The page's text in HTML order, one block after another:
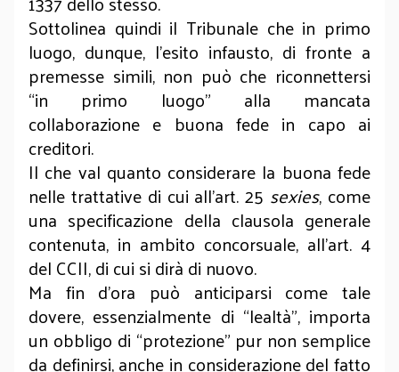
Sottolinea quindi il Tribunale che in primo
luogo, dunque, l’esito infausto, di fronte a
premesse simili, non può che riconnettersi
“in primo luogo” alla mancata
collaborazione e buona fede in capo ai
creditori.
Il che val quanto considerare la buona fede
nelle trattative di cui all’art. 25 sexies, come
una specificazione della clausola generale
contenuta, in ambito concorsuale, all’art. 4
del CCII, di cui si dirà di nuovo.
Ma fin d’ora può anticiparsi come tale
dovere, essenzialmente di “lealtà”, importa
un obbligo di “protezione” pur non semplice
da definirsi, anche in considerazione del fatto